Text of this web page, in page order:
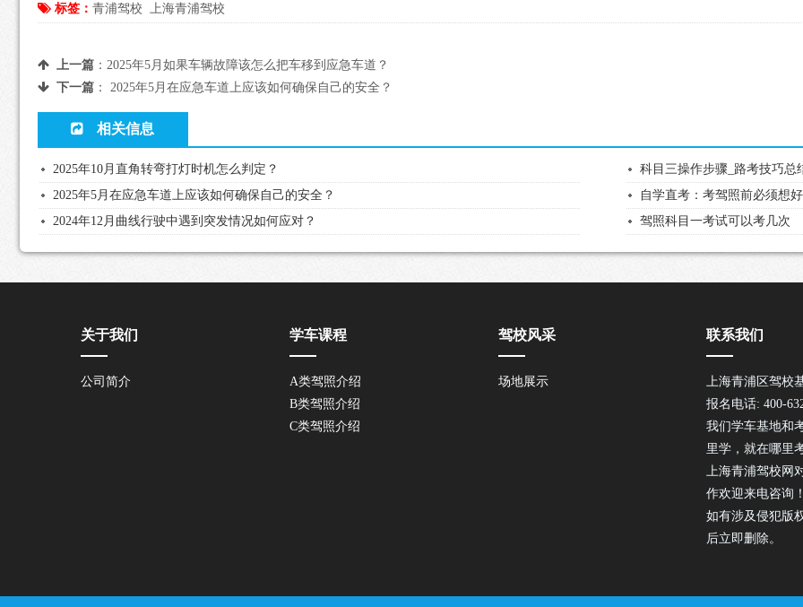
标签： 青浦驾校 上海青浦驾校
上一篇： 2025年5月如果车辆故障该怎么把车移到应急车道？
下一篇： 2025年5月在应急车道上应该如何确保自己的安全？
相关信息
2025年10月直角转弯打灯时机怎么判定？
科目三操作步骤_路考技巧总
2025年5月在应急车道上应该如何确保自己的安全？
自学直考：考驾照前必须想
2024年12月曲线行驶中遇到突发情况如何应对？
驾照科目一考试可以考几次
关于我们
公司简介
学车课程
A类驾照介绍
B类驾照介绍
C类驾照介绍
驾校风采
场地展示
联系我们
上海青浦区驾校
报名电话: 400-
我们学车基地和
里学，就在哪里
上海青浦驾校网
作欢迎来电咨询
如有涉及侵犯版
后立即删除。